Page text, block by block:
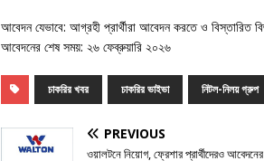
আবেদন যেভাবে: আগ্রহী প্রার্থীরা আবেদন করতে ও বিস্তারিত
আবেদনের শেষ সময়: ২৬ ফেব্রুয়ারি ২০২৬
চাকরির খবর চাকরির ভাইভা নিটল-নিলয় গ্রুপ
PREVIOUS
ওয়ালটনে নিয়োগ, ফ্রেশার প্রার্থীদেরও